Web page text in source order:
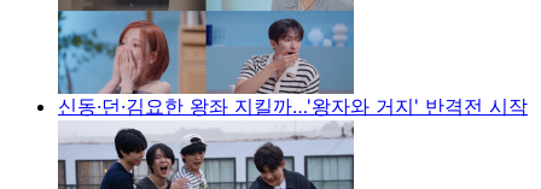
신동·던·김요한 왕좌 지킬까…'왕자와 거지' 반격전 시작